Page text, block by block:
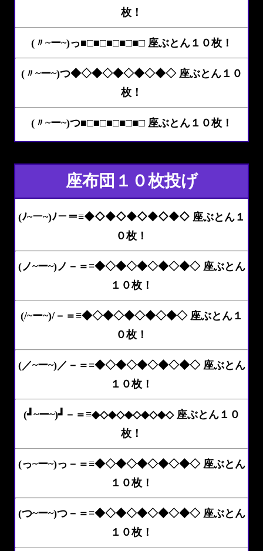
枚！
(〃~ー~)っ■□■□■□■□■□ 座ぶとん１０枚！
(〃~ー~)つ◆◇◆◇◆◇◆◇◆◇ 座ぶとん１０
枚！
(〃~ー~)つ■□■□■□■□■□ 座ぶとん１０枚！
座布団１０枚投げ
(ﾉ~ー~)ﾉ－＝≡◆◇◆◇◆◇◆◇◆◇ 座ぶとん１
０枚！
(ノ~ー~)ノ－＝≡◆◇◆◇◆◇◆◇◆◇ 座ぶとん
１０枚！
(/~ー~)/－＝≡◆◇◆◇◆◇◆◇◆◇ 座ぶとん１
０枚！
(／~ー~)／－＝≡◆◇◆◇◆◇◆◇◆◇ 座ぶとん
１０枚！
(┛~ー~)┛－＝≡◆◇◆◇◆◇◆◇◆◇ 座ぶとん１０
枚！
(っ~ー~)っ－＝≡◆◇◆◇◆◇◆◇◆◇ 座ぶとん
１０枚！
(つ~ー~)つ－＝≡◆◇◆◇◆◇◆◇◆◇ 座ぶとん
１０枚！